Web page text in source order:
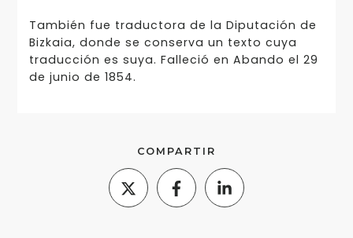
También fue traductora de la Diputación de
Bizkaia, donde se conserva un texto cuya
traducción es suya. Falleció en Abando el 29
de junio de 1854.
COMPARTIR